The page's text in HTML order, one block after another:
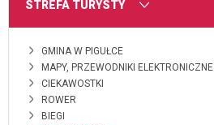
MENU
STREFA TURYSTY
GMINA W PIGUŁCE
MAPY, PRZEWODNIKI ELEKTRONICZNE
CIEKAWOSTKI
ROWER
BIEGI